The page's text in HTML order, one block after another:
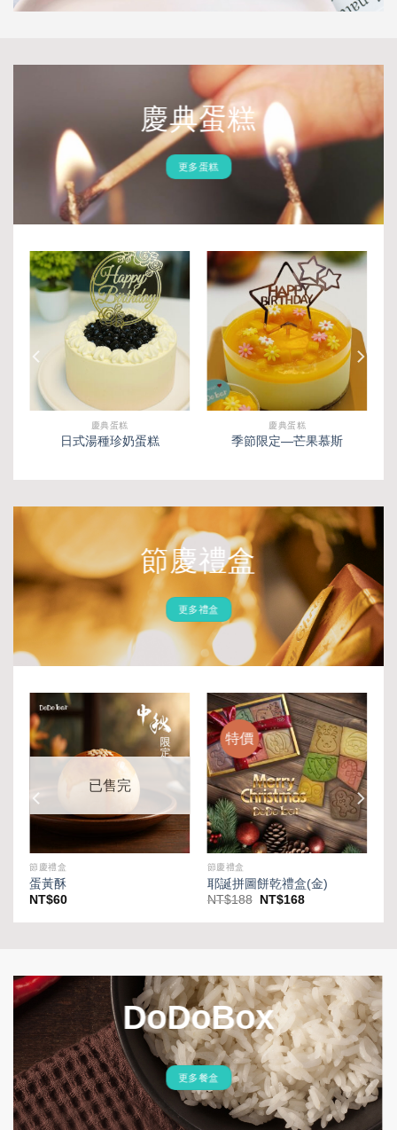
慶典蛋糕
更多蛋糕
慶典蛋糕
季節限定—草莓慕斯
慶典蛋糕
造型蛋糕—粉紅小豬
已售完
節慶禮盒
蛋黃酥
NT$60
特價
節慶禮盒
耶誕拼圖餅乾禮盒(金)
NT$188
原
價
NT$168目
價
節慶禮盒
更多禮盒
DoDoBox
更多餐盒